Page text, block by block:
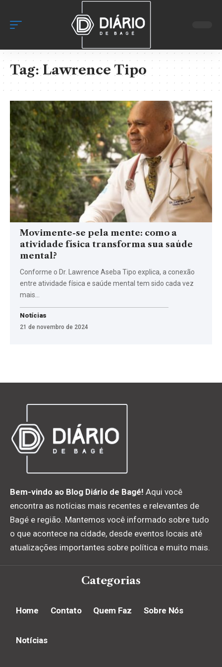
Tag:Lawrence Tipo
Movimente-se pela mente: como a
atividade física transforma sua saúde
mental?
Conforme o Dr. Lawrence Aseba Tipo explica, a conexão
entre atividade física e saúde mental tem sido cada vez
mais…
Notícias
21 de novembro de 2024
Bem-vindo ao Blog Diário de Bagé! Aqui você
encontra as notícias mais recentes e relevantes de
Bagé e região. Mantemos você informado sobre tudo
o que acontece na cidade, desde eventos locais até
atualizações importantes sobre política e muito mais.
Categorias
Home Contato Quem Faz Sobre Nós
Notícias